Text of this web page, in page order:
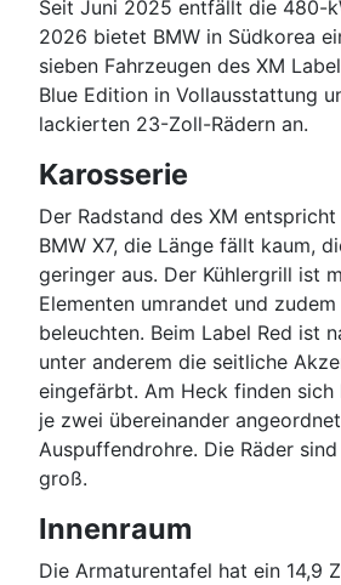
Seit Juni 2025 entfällt die 480-
2026 bietet BMW in Südkorea
sieben Fahrzeugen des XM
Blue Edition in Vollausstattung
lackierten 23-Zoll-Rädern an.
Karosserie
Der Radstand des XM
BMW X7, die Länge fällt kaum,
geringer aus. Der Kühlergrill ist
Elementen umrandet und
beleuchten. Beim Label Red ist
unter anderem die seitliche
eingefärbt. Am Heck finden sich
je zwei übereinander
Auspuffendrohre. Die Räder
groß.
Innenraum
Die Armaturentafel hat ein 14,9